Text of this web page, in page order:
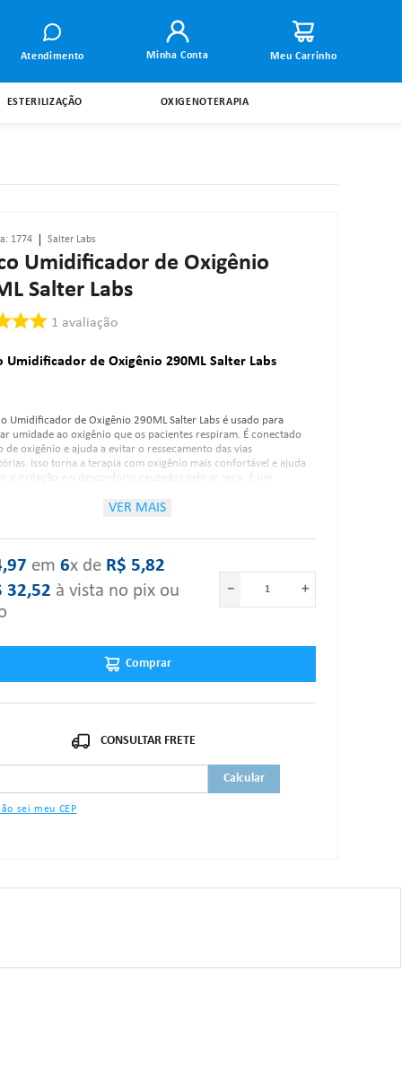
Atendimento Minha Conta
ESTERILIZAÇÃO OXIGENOTERAPIA
: 1774 Salter Labs
Umidificador de Oxigênio
Salter Labs
1 avaliação
Umidificador de Oxigênio 290ML Salter Labs
Umidificador de Oxigênio 290ML Salter Labs é usado para
umidade ao oxigênio que os pacientes respiram. É conectado
de oxigênio e ajuda a evitar o ressecamento das vias
Isso torna a terapia com oxigênio mais confortável e ajuda
a irritação e o desconforto causados pelo ar seco. É um
Válvula de Alívio de Pressão: 3 PSI (205 mbar);
Adaptador de porca borboleta: DISS Conector de entrada de
Fornecimento Universal;
dos itens acima estiver danificado ou faltando, por favor nos
VER MAIS
,97 ‎ em‎ ‎6x de‎ ‎ R$ 5,82
32,52 à vista no pix ou
＋
－
Comprar
sei meu CEP